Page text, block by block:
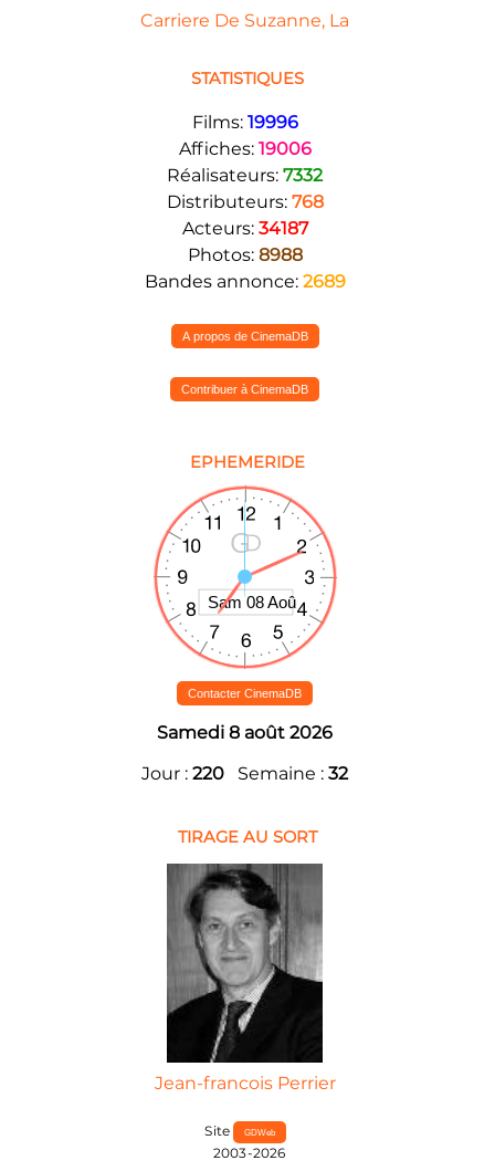
Carriere De Suzanne, La
STATISTIQUES
Films: 19996
Affiches: 19006
Réalisateurs: 7332
Distributeurs: 768
Acteurs: 34187
Photos: 8988
Bandes annonce: 2689
A propos de CinemaDB
Contribuer à CinemaDB
EPHEMERIDE
Contacter CinemaDB
Samedi 8 août 2026
Jour : 220 Semaine : 32
TIRAGE AU SORT
Jean-francois Perrier
Site GDWeb
2003-2026